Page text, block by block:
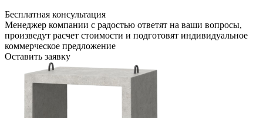
Бесплатная консультация
Менеджер компании с радостью ответят на ваши вопросы,
произведут расчет стоимости и подготовят индивидуальное
коммерческое предложение
Оставить заявку